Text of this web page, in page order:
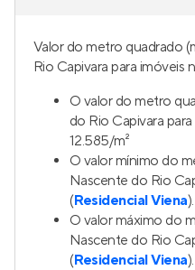
Valor do metro quadrado
Rio Capivara para imóveis
O valor do metro
do Rio Capivara
12.585/m²
O valor mínimo do
Nascente do Rio
(Residencial Viena).
O valor máximo do
Nascente do Rio
(Residencial Viena).